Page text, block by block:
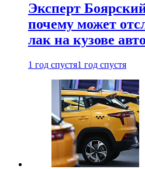
Эксперт
почему может
лак на кузове авто
1 год спустя1 год спустя